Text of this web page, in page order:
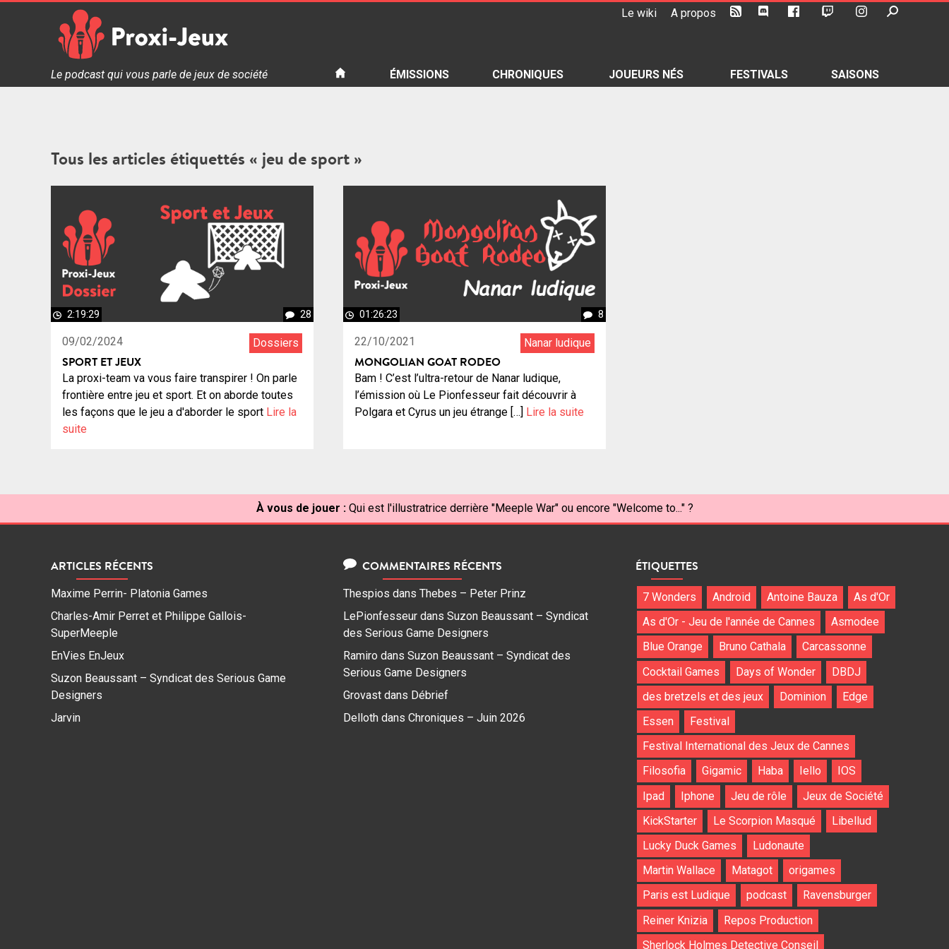
Le wiki A propos
Proxi Jeux - Le podcast qui vous parle de jeux de société
Le podcast qui vous parle de jeux de société ÉMISSIONS CHRONIQUES JOUEURS NÉS FESTIVALS SAISONS
Tous les articles étiquettés « jeu de sport »
2:19:29 28
09/02/2024 Dossiers
SPORT ET JEUX
La proxi-team va vous faire transpirer ! On parle
frontière entre jeu et sport. Et on aborde toutes
les façons que le jeu a d'aborder le sport Lire la
suite
01:26:23 8
22/10/2021 Nanar ludique
MONGOLIAN GOAT RODEO
Bam ! C’est l’ultra-retour de Nanar ludique,
l’émission où Le Pionfesseur fait découvrir à
Polgara et Cyrus un jeu étrange […]
Lire la suite
À vous de jouer : Qui est l'illustratrice derrière "Meeple War" ou encore "Welcome to..." ?
ARTICLES RÉCENTS
Maxime Perrin- Platonia Games
Charles-Amir Perret et Philippe Gallois-
SuperMeeple
EnVies EnJeux
Suzon Beaussant – Syndicat des Serious Game
Designers
Jarvin
COMMENTAIRES RÉCENTS
Thespios dans Thebes – Peter Prinz
LePionfesseur dans Suzon Beaussant – Syndicat
des Serious Game Designers
Ramiro dans Suzon Beaussant – Syndicat des
Serious Game Designers
Grovast dans Débrief
Delloth dans Chroniques – Juin 2026
ÉTIQUETTES
7 Wonders Android Antoine Bauza
As d'Or
As d'Or - Jeu de l'année de Cannes
Asmodee
Blue Orange
Bruno Cathala
Carcassonne
Cocktail Games
Days of Wonder
DBDJ
des bretzels et des jeux
Dominion
Edge
Essen
Festival
Festival International des Jeux de Cannes
Filosofia
Gigamic Haba Iello
IOS
Ipad
Iphone Jeu de rôle
Jeux de Société
KickStarter
Le Scorpion Masqué
Libellud
Lucky Duck Games
Ludonaute
Martin Wallace
Matagot
origames
Paris est Ludique
podcast
Ravensburger
Reiner Knizia
Repos Production
Sherlock Holmes Detective Conseil